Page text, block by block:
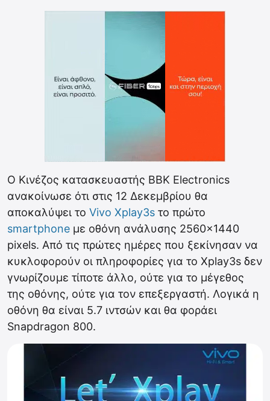
Ο Κινέζος κατασκευαστής BBK Electronics
ανακοίνωσε ότι στις 12 Δεκεμβρίου θα
αποκαλύψει το Vivo Xplay3s το πρώτο
smartphone με οθόνη ανάλυσης 2560×1440
pixels. Από τις πρώτες ημέρες που ξεκίνησαν να
κυκλοφορούν οι πληροφορίες για το Xplay3s δεν
γνωρίζουμε τίποτε άλλο, ούτε για το μέγεθος
της οθόνης, ούτε για τον επεξεργαστή. Λογικά η
οθόνη θα είναι 5.7 ιντσών και θα φοράει
Snapdragon 800.